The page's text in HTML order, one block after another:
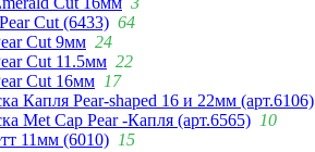
Cut (6433) 64
Cut 9мм 24
Cut 11.5мм 22
Cut 16мм 17
Капля Pear-shaped 16 и 22мм (арт.6106)
Met Cap Pear -Капля (арт.6565) 10
11мм (6010) 15